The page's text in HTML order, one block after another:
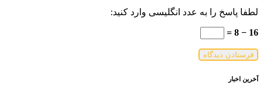
لطفا پاسخ را به عدد انگلیسی وارد کنید:
16 − 8 =
آخرین اخبار